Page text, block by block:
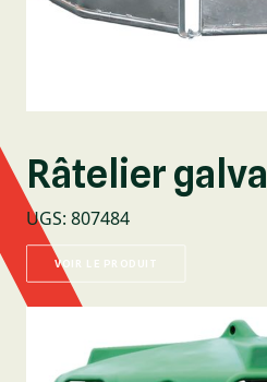
Râtelier galva
UGS: 807484
VOIR LE PRODUIT